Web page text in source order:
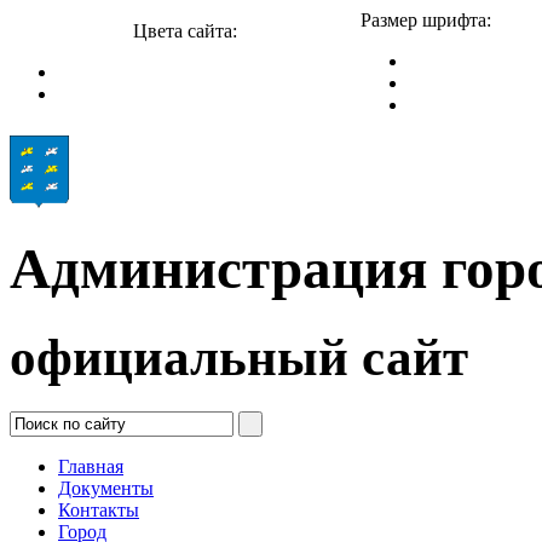
Цвета сайта:
Размер шрифта:
Администрация
официальный сайт
Главная
Документы
Контакты
Город